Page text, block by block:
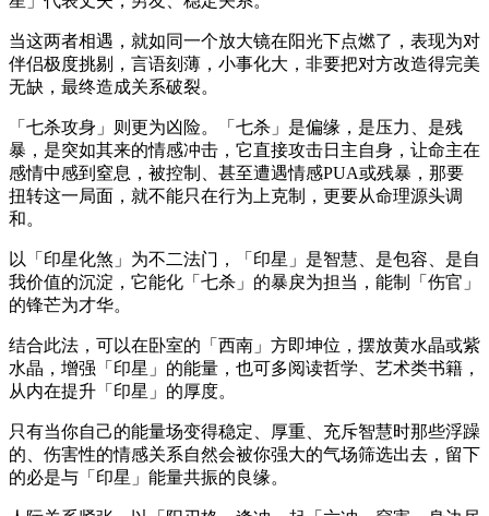
当这两者相遇，就如同一个放大镜在阳光下点燃了，表现为对
伴侣极度挑剔，言语刻薄，小事化大，非要把对方改造得完美
无缺，最终造成关系破裂。
「七杀攻身」则更为凶险。「七杀」是偏缘，是压力、是残
暴，是突如其来的情感冲击，它直接攻击日主自身，让命主在
感情中感到窒息，被控制、甚至遭遇情感PUA或残暴，那要
扭转这一局面，就不能只在行为上克制，更要从命理源头调
和。
以「印星化煞」为不二法门，「印星」是智慧、是包容、是自
我价值的沉淀，它能化「七杀」的暴戾为担当，能制「伤官」
的锋芒为才华。
结合此法，可以在卧室的「西南」方即坤位，摆放黄水晶或紫
水晶，增强「印星」的能量，也可多阅读哲学、艺术类书籍，
从内在提升「印星」的厚度。
只有当你自己的能量场变得稳定、厚重、充斥智慧时那些浮躁
的、伤害性的情感关系自然会被你强大的气场筛选出去，留下
的必是与「印星」能量共振的良缘。